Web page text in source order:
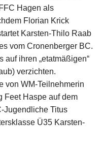
Hagen als
Florian Krick
Karsten-Thilo Raab
vom Cronenberger BC.
auf ihren „etatmäßigen“
verzichten.
von WM-Teilnehmerin
Feet Haspe auf dem
Jugendliche Titus
Ü35 Karsten-